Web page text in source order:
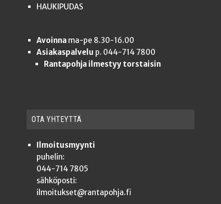
HAUKIPUDAS
Avoinnama-pe 8.30-16.00
Asiakaspalvelu p. 044-714 7800
Rantapohja ilmestyy torstaisin
OTA YHTEYT­TÄ
Ilmoitusmyynti
puhelin:
044-714 7805
sähköposti:
ilmoitukset@rantapohja.fi